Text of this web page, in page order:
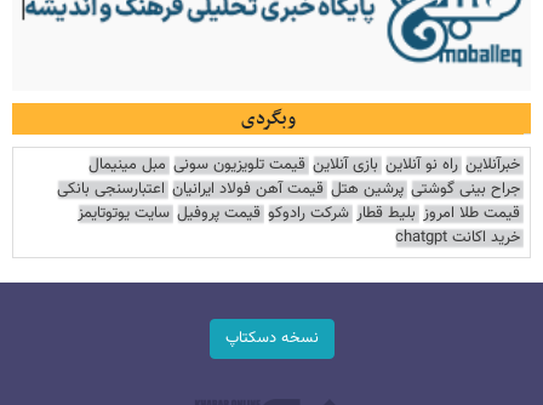
وبگردی
خبرآنلاین راه نو آنلاین بازی آنلاین قیمت تلویزیون سونی مبل مینیمال
جراح بینی گوشتی پرشین هتل قیمت آهن فولاد ایرانیان اعتبارسنجی بانکی
قیمت طلا امروز بلیط قطار شرکت رادوکو قیمت پروفیل سایت یوتوتایمز
خرید اکانت chatgpt
نسخه دسکتاپ